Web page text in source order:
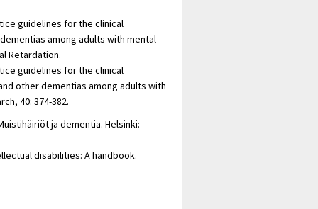
guidelines for the clinical
among adults with mental
Retardation.
guidelines for the clinical
other dementias among adults with
40: 374-382.
ja dementia. Helsinki:
disabilities: A handbook.